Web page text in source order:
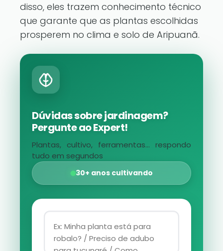
disso, eles trazem conhecimento técnico
que garante que as plantas escolhidas
prosperem no clima e solo de Aripuanã.
Dúvidas sobre jardinagem?
Pergunte ao Expert!
Plantas, cultivo, ferramentas... respondo
tudo em segundos
30+ anos cultivando